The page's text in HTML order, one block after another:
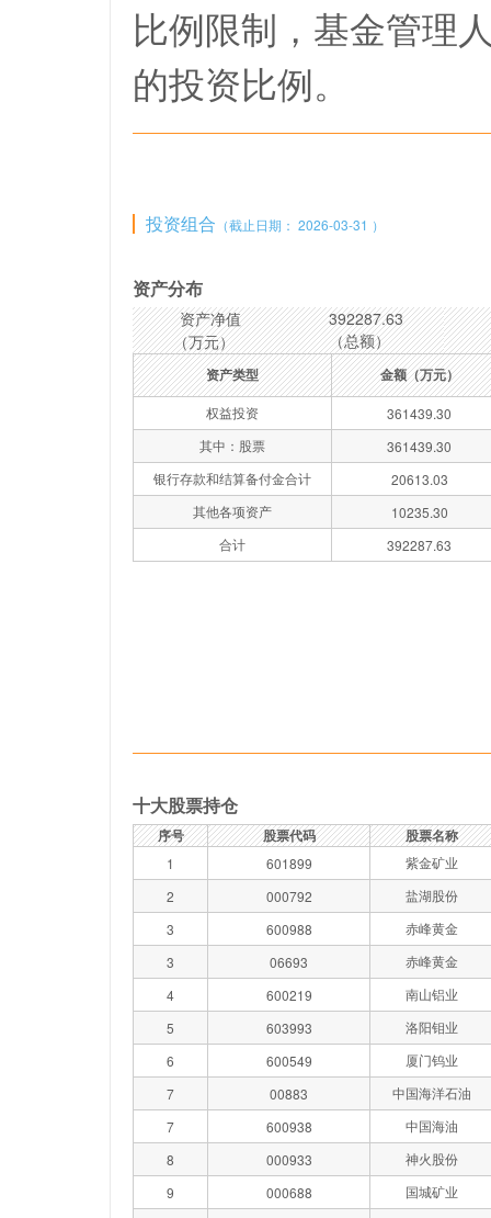
比例限制，基金管理
的投资比例。
投资组合 （截止日期： 2026-03-31 ）
资产分布
资产净值
（万元）
392287.63
（总额）
资产类型 金额（万元）
权益投资
361439.30
其中：股票
361439.30
银行存款和结算备付金合计
20613.03
其他各项资产
10235.30
合计
392287.63
十大股票持仓
序号 股票代码 股票名称
1 601899
紫金矿业
2
000792
盐湖股份
3
600988
赤峰黄金
3
06693
赤峰黄金
4
600219
南山铝业
5
603993
洛阳钼业
6
600549
厦门钨业
7
00883
中国海洋石油
7
600938
中国海油
8
000933
神火股份
9
000688
国城矿业